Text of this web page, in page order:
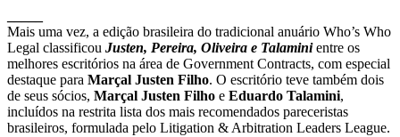
Mais uma vez, a edição brasileira do tradicional anuário Who’s Who
Legal classificou Justen, Pereira, Oliveira e Talaminientre os
melhores escritórios na área de Government Contracts, com especial
destaque para Marçal Justen Filho. O escritório teve também dois
de seus sócios, Marçal Justen Filho e Eduardo Talamini,
incluídos na restrita lista dos mais recomendados pareceristas
brasileiros, formulada pelo Litigation & Arbitration Leaders League.